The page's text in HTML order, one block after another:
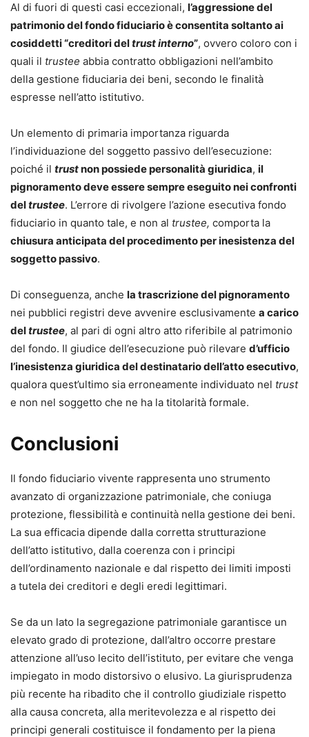
Al di fuori di questi casi eccezionali, l’aggressione del
patrimonio del fondo fiduciario è consentita soltanto ai
cosiddetti “creditori deltrust interno”, ovvero coloro con i
quali il trustee abbia contratto obbligazioni nell’ambito
della gestione fiduciaria dei beni, secondo le finalità
espresse nell’atto istitutivo.
Un elemento di primaria importanza riguarda
l’individuazione del soggetto passivo dell’esecuzione:
poiché il trustnon possiede personalità giuridica, il
pignoramento deve essere sempre eseguito nei confronti
deltrustee. L’errore di rivolgere l’azione esecutiva fondo
fiduciario in quanto tale, e non al trustee, comporta la
chiusura anticipata del procedimento per inesistenza del
soggetto passivo.
Di conseguenza, anche la trascrizione del pignoramento
nei pubblici registri deve avvenire esclusivamente a carico
deltrustee, al pari di ogni altro atto riferibile al patrimonio
del fondo. Il giudice dell’esecuzione può rilevare d’ufficio
l’inesistenza giuridica del destinatario dell’atto esecutivo,
qualora quest’ultimo sia erroneamente individuato nel trust
e non nel soggetto che ne ha la titolarità formale.
Conclusioni
Il fondo fiduciario vivente rappresenta uno strumento
avanzato di organizzazione patrimoniale, che coniuga
protezione, flessibilità e continuità nella gestione dei beni.
La sua efficacia dipende dalla corretta strutturazione
dell’atto istitutivo, dalla coerenza con i principi
dell’ordinamento nazionale e dal rispetto dei limiti imposti
a tutela dei creditori e degli eredi legittimari.
Se da un lato la segregazione patrimoniale garantisce un
elevato grado di protezione, dall’altro occorre prestare
attenzione all’uso lecito dell’istituto, per evitare che venga
impiegato in modo distorsivo o elusivo. La giurisprudenza
più recente ha ribadito che il controllo giudiziale rispetto
alla causa concreta, alla meritevolezza e al rispetto dei
principi generali costituisce il fondamento per la piena